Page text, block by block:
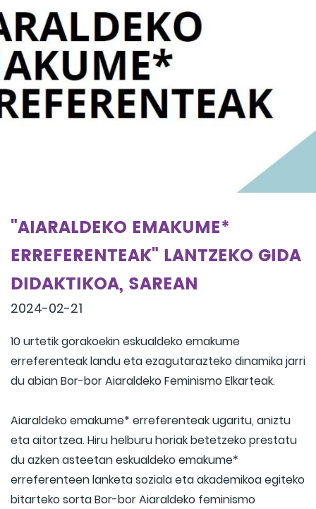
"AIARALDEKO EMAKUME*
ERREFERENTEAK" LANTZEKO GIDA
DIDAKTIKOA, SAREAN
2024-02-21
10 urtetik gorakoekin eskualdeko emakume
erreferenteak landu eta ezagutarazteko dinamika jarri
du abian Bor-bor Aiaraldeko Feminismo Elkarteak.
Aiaraldeko emakume* erreferenteak ugaritu, aniztu
eta aitortzea. Hiru helburu horiak betetzeko prestatu
du azken asteetan eskualdeko emakume*
erreferenteen lanketa soziala eta akademikoa egiteko
bitarteko sorta Bor-bor Aiaraldeko feminismo